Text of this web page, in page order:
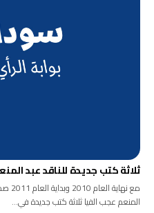
ثلاثة كتب جديدة للناقد عبد
مع
المنعم عجب الفيا ثلاثة كتب جديدة في…